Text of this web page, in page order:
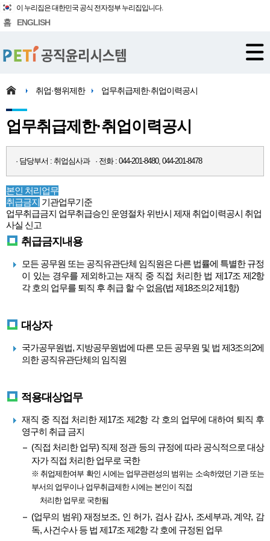
이 누리집은 대한민국 공식 전자정부 누리집입니다.
홈 ENGLISH
취업·행위제한 업무취급제한·취업이력공시
업무취급제한·취업이력공시
· 담당부서 : 취업심사과 · 전화 : 044-201-8480, 044-201-8478
본인 처리업무
취급금지 기관업무기준
업무취급금지 업무취급승인 운영절차 위반시 제재 취업이력공시 취업
사실 신고
취급금지내용
모든 공무원 또는 공직유관단체 임직원은 다른 법률에 특별한 규정
이 있는 경우를 제외하고는 재직 중 직접 처리한 법 제17조 제2항
각 호의 업무를 퇴직 후 취급 할 수 없음(법 제18조의2 제1항)
대상자
국가공무원법, 지방공무원법에 따른 모든 공무원 및 법 제3조의2에
의한 공직유관단체의 임직원
적용대상업무
재직 중 직접 처리한 제17조 제2항 각 호의 업무에 대하여 퇴직 후
영구히 취급 금지
(직접 처리한 업무) 직제 정관 등의 규정에 따라 공식적으로 대상
자가 직접 처리한 업무로 국한
※ 취업제한여부 확인 시에는 업무관련성의 범위는 소속하였던 기관 또는
부서의 업무이나 업무취급제한 시에는 본인이 직접
처리한 업무로 국한됨
(업무의 범위) 재정보조, 인 허가, 검사 감사, 조세부과, 계약, 감
독, 사건수사 등 법 제17조 제2항 각 호에 규정된 업무